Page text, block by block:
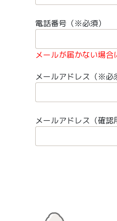
電話番号（※必須）
メールが届かない場合
メールアドレス（※必
メールアドレス（確認